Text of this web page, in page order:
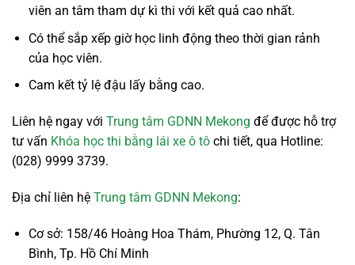
viên an tâm tham dự kì thi với kết quả cao nhất.
Có thể sắp xếp giờ học linh động theo thời gian rảnh
của học viên.
Cam kết tỷ lệ đậu lấy bằng cao.
Liên hệ ngay với Trung tâm GDNN Mekong để được hỗ trợ
tư vấn Khóa học thi bằng lái xe ô tô chi tiết, qua Hotline:
(028) 9999 3739.
Địa chỉ liên hệ Trung tâm GDNN Mekong:
Cơ sở: 158/46 Hoàng Hoa Thám, Phường 12, Q. Tân
Bình, Tp. Hồ Chí Minh